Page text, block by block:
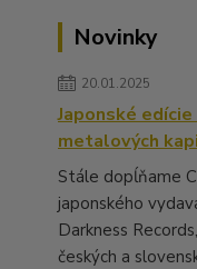
Novinky
20.01.2025
Japonské
metalových
Stále dopĺňame
japonského
Darkness
českých a